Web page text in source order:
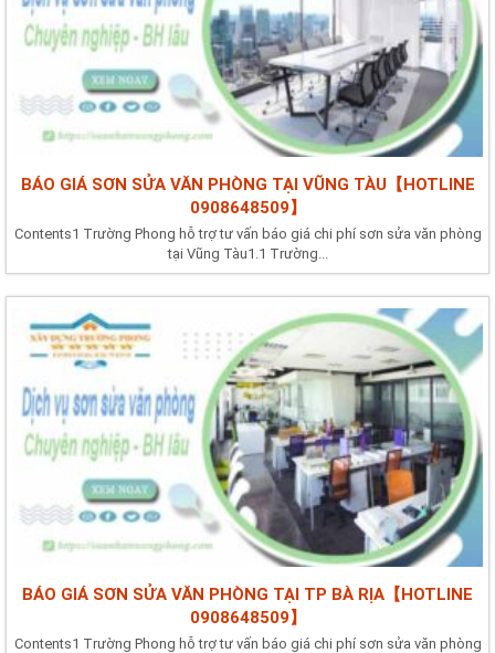
BÁO GIÁ SƠN SỬA VĂN PHÒNG TẠI VŨNG TÀU【HOTLINE
0908648509】
Contents1 Trường Phong hỗ trợ tư vấn báo giá chi phí sơn sửa văn phòng
tại Vũng Tàu1.1 Trường...
BÁO GIÁ SƠN SỬA VĂN PHÒNG TẠI TP BÀ RỊA【HOTLINE
0908648509】
Contents1 Trường Phong hỗ trợ tư vấn báo giá chi phí sơn sửa văn phòng